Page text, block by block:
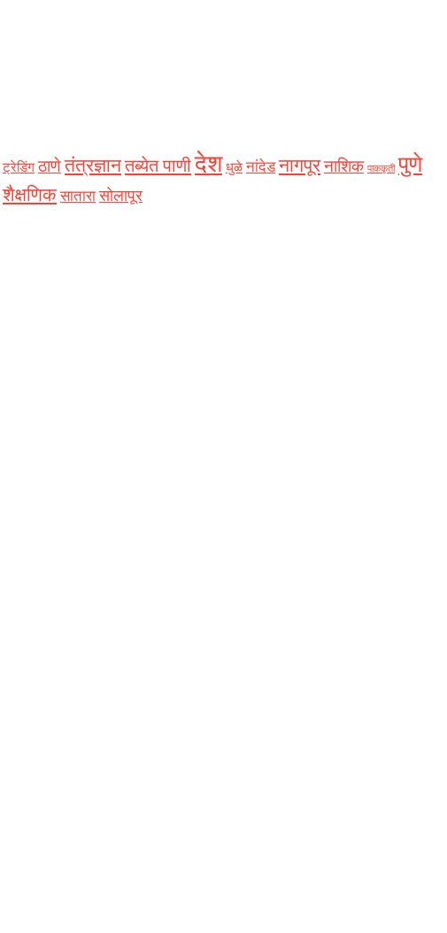
ट्रेडिंग ठाणेतंत्रज्ञानतब्येत पाणीदेश धुळे नांदेड नागपूरनाशिक पाककृती पुणे
शैक्षणिक सातारा सोलापूर